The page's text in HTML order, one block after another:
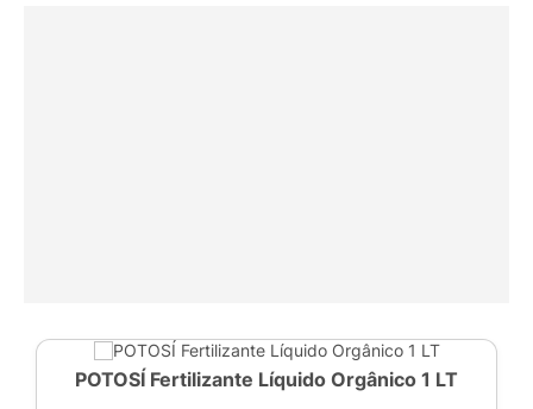
POTOSÍ Fertilizante Líquido Orgânico 1 LT